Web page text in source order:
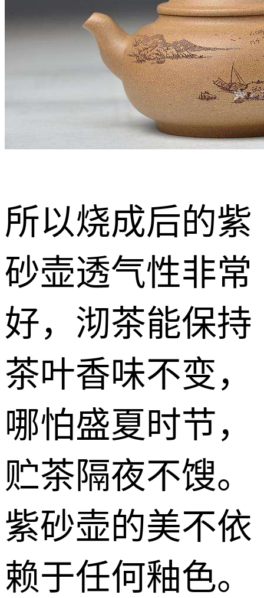
所以烧成后的紫
砂壶透气性非常
好，沏茶能保持
茶叶香味不变，
哪怕盛夏时节，
贮茶隔夜不馊。
紫砂壶的美不依
赖于任何釉色。